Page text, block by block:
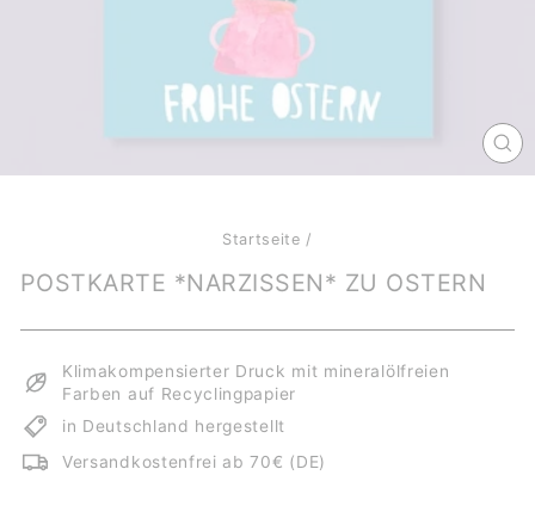
Startseite /
POSTKARTE *NARZISSEN* ZU OSTERN
Klimakompensierter Druck mit mineralölfreien
Farben auf Recyclingpapier
in Deutschland hergestellt
Versandkostenfrei ab 70€ (DE)